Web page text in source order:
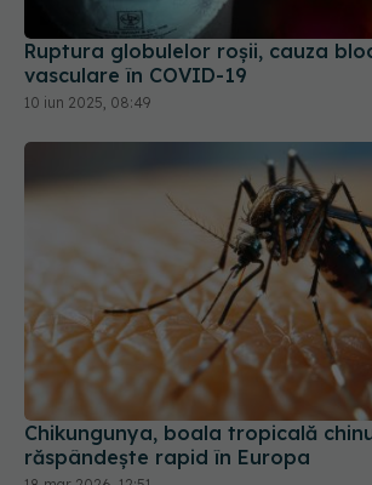
Ruptura globulelor roșii, cauza
vasculare în COVID-19
10 iun 2025, 08:49
Chikungunya, boala tropicală
răspândește rapid în Europa